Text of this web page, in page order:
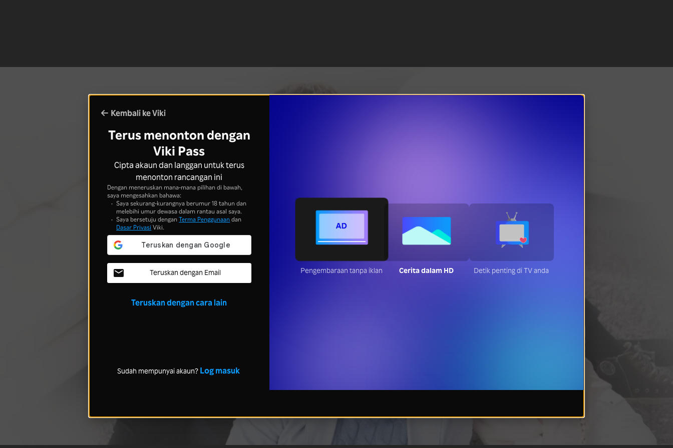
Kembali ke Viki
Terus menonton dengan
Viki Pass
Cipta akaun dan langgan untuk terus
menonton rancangan ini
Dengan meneruskan mana-mana pilihan di bawah,
saya mengesahkan bahawa:
Saya sekurang-kurangnya berumur 18 tahun dan
melebihi umur dewasa dalam rantau asal saya.
Saya bersetuju denganTerma Penggunaandan
Dasar Privasi Viki.
Teruskan dengan Email
Teruskan dengan cara lain
Sudah mempunyai akaun? Log masuk
Pengembaraan tanpa iklan Cerita dalam HD Detik penting di TV anda